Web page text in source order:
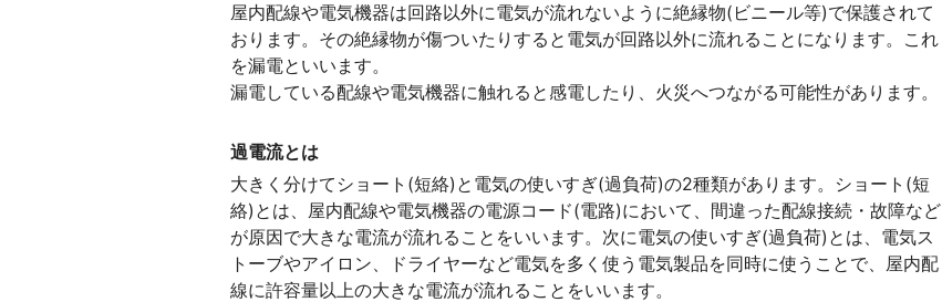
屋内配線や電気機器は回路以外に電気が流れないように絶縁物(ビニール等)で保護されて
おります。その絶縁物が傷ついたりすると電気が回路以外に流れることになります。これ
を漏電といいます。
漏電している配線や電気機器に触れると感電したり、火災へつながる可能性があります。
過電流とは
大きく分けてショート(短絡)と電気の使いすぎ(過負荷)の2種類があります。ショート(短
絡)とは、屋内配線や電気機器の電源コード(電路)において、間違った配線接続・故障など
が原因で大きな電流が流れることをいいます。次に電気の使いすぎ(過負荷)とは、電気ス
トーブやアイロン、ドライヤーなど電気を多く使う電気製品を同時に使うことで、屋内配
線に許容量以上の大きな電流が流れることをいいます。